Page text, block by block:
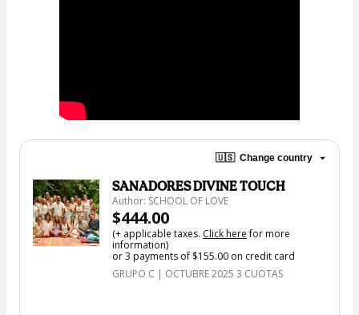
🇺🇸 Change country
SANADORES DIVINE TOUCH
Author: SCHOOL OF LOVE
$444.00
(+ applicable taxes. Click herefor more
information)
or 3 payments of $155.00 on credit card
GRUPO C | OCTUBRE 2025 3 CUOTAS